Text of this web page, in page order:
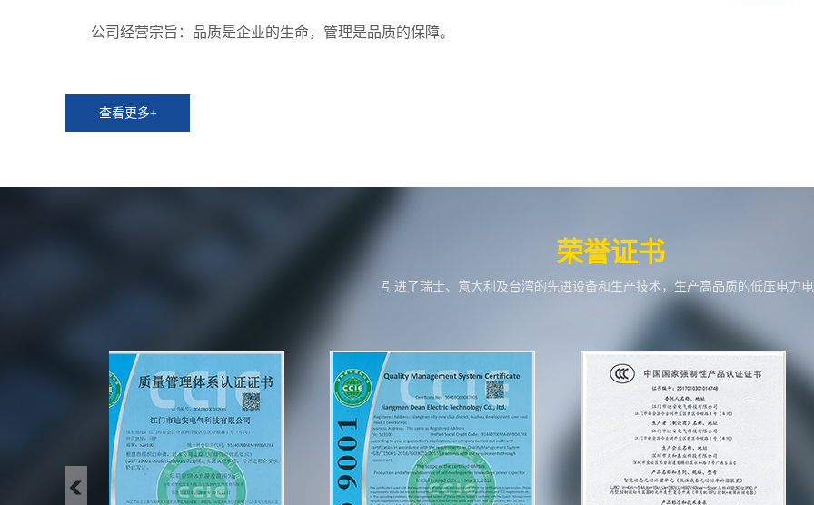
公司经营宗旨：品质是企业的生命，管理是品质的保障。
查看更多+
荣誉证书
引进了瑞士、意大利及台湾的先进设备和生产技术，生产高品质的低压电力